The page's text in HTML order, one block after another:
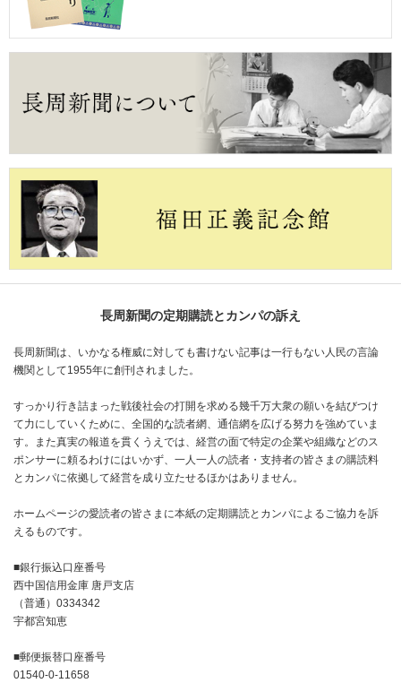
長周新聞の定期購読とカンパの訴え
長周新聞は、いかなる権威に対しても書けない記事は一行もない人民の言論
機関として1955年に創刊されました。
すっかり行き詰まった戦後社会の打開を求める幾千万大衆の願いを結びつけ
て力にしていくために、全国的な読者網、通信網を広げる努力を強めていま
す。また真実の報道を貫くうえでは、経営の面で特定の企業や組織などのス
ポンサーに頼るわけにはいかず、一人一人の読者・支持者の皆さまの購読料
とカンパに依拠して経営を成り立たせるほかはありません。
ホームページの愛読者の皆さまに本紙の定期購読とカンパによるご協力を訴
えるものです。
■銀行振込口座番号
西中国信用金庫 唐戸支店
（普通）0334342
宇都宮知恵
■郵便振替口座番号
01540-0-11658